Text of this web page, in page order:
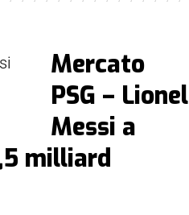
Mercato
PSG – Lionel
Messi a
milliard